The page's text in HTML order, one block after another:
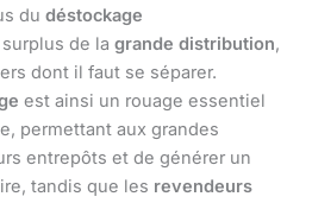
du déstockage
de la grande distribution,
dont il faut se séparer.
est ainsi un rouage essentiel
permettant aux grandes
entrepôts et de générer un
tandis que les revendeurs